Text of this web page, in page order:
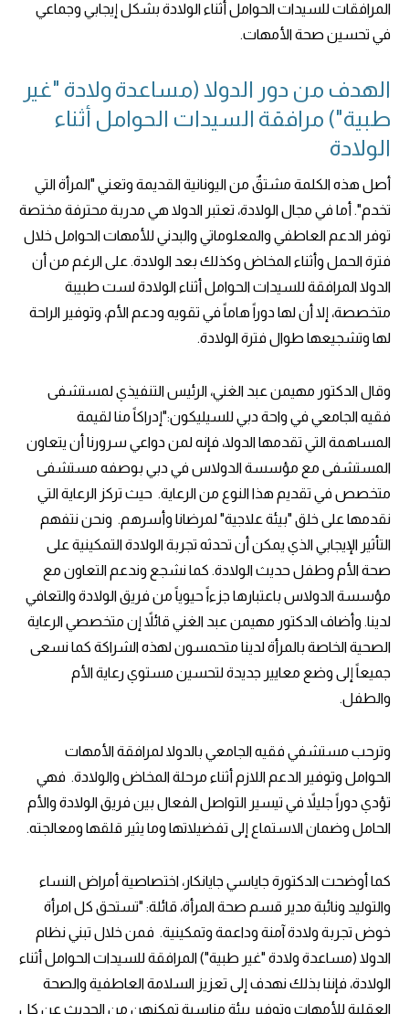
المرافقات للسيدات الحوامل أثناء الولادة بشكل إيجابي وجماعي
في تحسين صحة الأمهات.
الهدف من دور الدولا (مساعدة ولادة "غير
طبية") مرافقة السيدات الحوامل أثناء
الولادة
أصل هذه الكلمة مشتقٌ من اليونانية القديمة وتعني "المرأة التي
تخدم". أما في مجال الولادة، تعتبر الدولا هي مدربة محترفة مختصة
توفر الدعم العاطفي والمعلوماتي والبدني للأمهات الحوامل خلال
فترة الحمل وأثناء المخاض وكذلك بعد الولادة. على الرغم من أن
الدولا المرافقة للسيدات الحوامل أثناء الولادة لست طبيبة
متخصصة، إلا أن لها دوراً هاماً في تقويه ودعم الأم، وتوفير الراحة
لها وتشجيعها طوال فترة الولادة.
وقال الدكتور مهيمن عبد الغني، الرئيس التنفيذي لمستشفى
فقيه الجامعي في واحة دبي للسيليكون:"إدراكاً منا لقيمة
المساهمة التي تقدمها الدولا، فإنه لمن دواعي سرورنا أن يتعاون
المستشفى مع مؤسسة الدولاس في دبي بوصفه مستشفى
متخصص في تقديم هذا النوع من الرعاية. حيث تركز الرعاية التي
نقدمها على خلق "بيئة علاجية" لمرضانا وأسرهم. ونحن نتفهم
التأثير الإيجابي الذي يمكن أن تحدثه تجربة الولادة التمكينية على
صحة الأم وطفل حديث الولادة. كما نشجع وندعم التعاون مع
مؤسسة الدولاس باعتبارها جزءاً حيوياً من فريق الولادة والتعافي
لدينا. وأضاف الدكتور مهيمن عبد الغني قائلاً إن متخصصي الرعاية
الصحية الخاصة بالمرأة لدينا متحمسون لهذه الشراكة كما نسعى
جميعاً إلى وضع معايير جديدة لتحسين مستوي رعاية الأم
والطفل.
وترحب مستشفي فقيه الجامعي بالدولا لمرافقة الأمهات
الحوامل وتوفير الدعم اللازم أثناء مرحلة المخاض والولادة. فهي
تؤدي دوراً جليلاً في تيسير التواصل الفعال بين فريق الولادة والأم
الحامل وضمان الاستماع إلى تفضيلاتها وما يثير قلقها ومعالجته.
كما أوضحت الدكتورة جاياسي جايانكار، اختصاصية أمراض النساء
والتوليد ونائبة مدير قسم صحة المرأة، قائلة: "تستحق كل امرأة
خوض تجربة ولادة آمنة وداعمة وتمكينية. فمن خلال تبني نظام
الدولا (مساعدة ولادة "غير طبية") المرافقة للسيدات الحوامل أثناء
الولادة، فإننا بذلك نهدف إلى تعزيز السلامة العاطفية والصحة
العقلية للأمهات وتوفير بيئة مناسبة تمكنهن من الحديث عن كل